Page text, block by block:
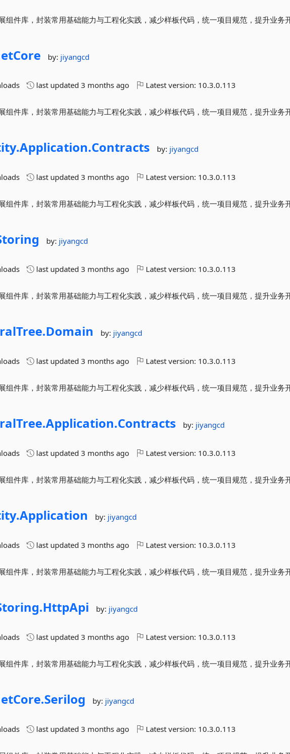
组件库，封装常用基础能力与工程化实践，减少样板代码，统一项目规范，提升业务
by: jiyangcd
last updated3 months ago Latest version: 10.3.0.113
组件库，封装常用基础能力与工程化实践，减少样板代码，统一项目规范，提升业务
Application.Contracts by: jiyangcd
last updated3 months ago Latest version: 10.3.0.113
组件库，封装常用基础能力与工程化实践，减少样板代码，统一项目规范，提升业务
by: jiyangcd
last updated3 months ago Latest version: 10.3.0.113
组件库，封装常用基础能力与工程化实践，减少样板代码，统一项目规范，提升业务
Domain by: jiyangcd
last updated3 months ago Latest version: 10.3.0.113
组件库，封装常用基础能力与工程化实践，减少样板代码，统一项目规范，提升业务
Application.Contracts by: jiyangcd
last updated3 months ago Latest version: 10.3.0.113
组件库，封装常用基础能力与工程化实践，减少样板代码，统一项目规范，提升业务
Application by: jiyangcd
last updated3 months ago Latest version: 10.3.0.113
组件库，封装常用基础能力与工程化实践，减少样板代码，统一项目规范，提升业务
HttpApi by: jiyangcd
last updated3 months ago Latest version: 10.3.0.113
组件库，封装常用基础能力与工程化实践，减少样板代码，统一项目规范，提升业务
Serilog by: jiyangcd
last updated3 months ago Latest version: 10.3.0.113